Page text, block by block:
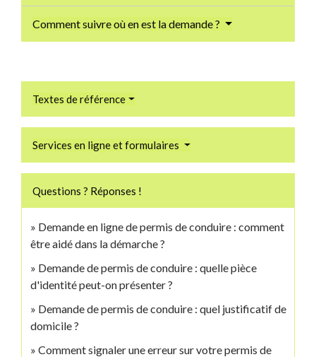
Comment suivre où en est la demande ?
Textes de référence
Services en ligne et formulaires
Questions ? Réponses !
Demande en ligne de permis de conduire : comment
être aidé dans la démarche ?
Demande de permis de conduire : quelle pièce
d'identité peut-on présenter ?
Demande de permis de conduire : quel justificatif de
domicile ?
Comment signaler une erreur sur votre permis de